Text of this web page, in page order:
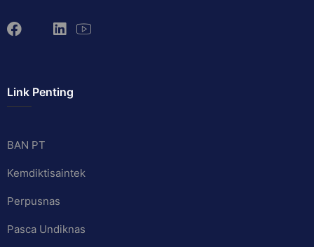
Link Penting
BAN PT
Kemdiktisaintek
Perpusnas
Pasca Undiknas